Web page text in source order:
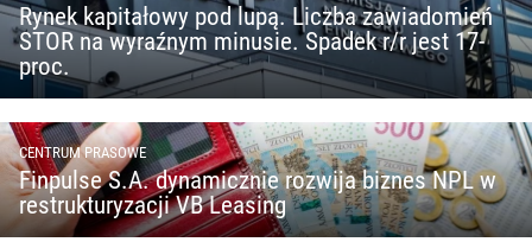
Rynek kapitałowy pod lupą. Liczba zawiadomień
STOR na wyraźnym minusie. Spadek r/r jest 17-
proc.
CENTRUM PRASOWE
Finpulse S.A. dynamicznie rozwija biznes NPL w
restrukturyzacji VB Leasing